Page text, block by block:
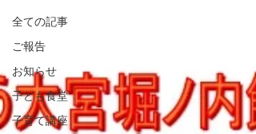
全ての記事
ご報告
お知らせ
子ども食堂
子育て講座